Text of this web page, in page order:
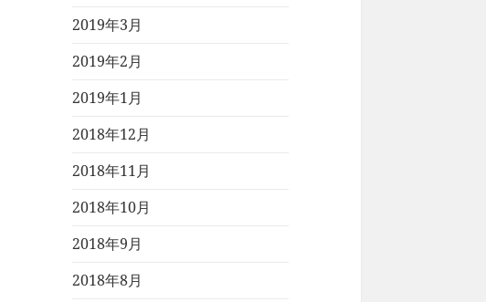
2019年3月
2019年2月
2019年1月
2018年12月
2018年11月
2018年10月
2018年9月
2018年8月